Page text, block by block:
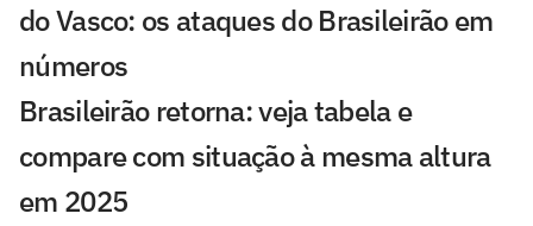
do Vasco: os ataques do Brasileirão em
números
Brasileirão retorna: veja tabela e
compare com situação à mesma altura
em 2025